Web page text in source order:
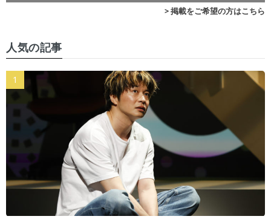
> 掲載をご希望の方はこちら
人気の記事